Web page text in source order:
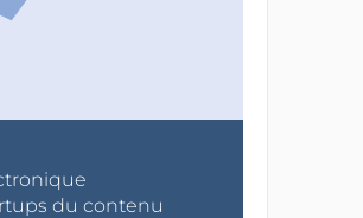
du contenu